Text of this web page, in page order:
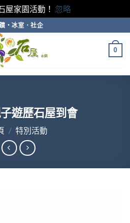
屋家園活動！ 忽略
・冰室．社企
0
遊歷石屋到會
/ 特別活動